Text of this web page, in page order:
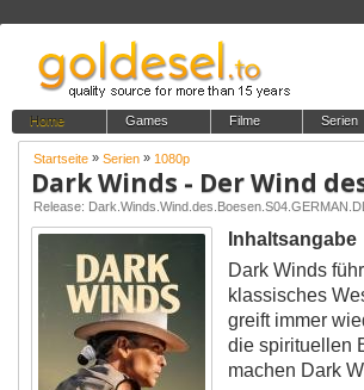
Home Games Filme Serien
Startseite » Serien » 1080p
Dark Winds - Der Wind
Release:
Inhaltsangabe
Dark Winds
klassisches
greift immer
die spirituellen
machen Dark